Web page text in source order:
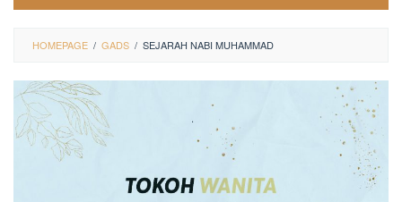
HOMEPAGE / GADS / SEJARAH NABI MUHAMMAD